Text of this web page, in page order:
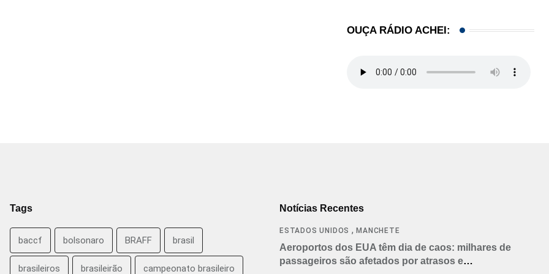
OUÇA RÁDIO ACHEI:
Tags
baccf bolsonaro BRAFF brasil
brasileiros brasileirão campeonato brasileiro
Notícias Recentes
ESTADOS UNIDOS ,MANCHETE
Aeroportos dos EUA têm dia de caos: milhares de
passageiros são afetados por atrasos e